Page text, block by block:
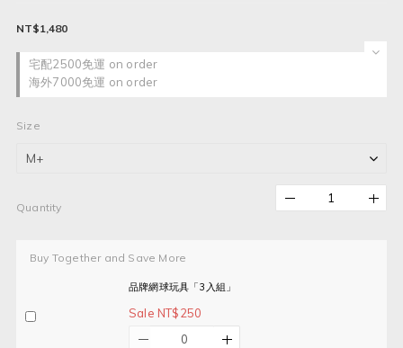
宅配2500免運 on order
海外7000免運 on order
NT$1,480
Size
Quantity
Buy Together and Save More
品牌網球玩具「3入組」
Sale NT$250